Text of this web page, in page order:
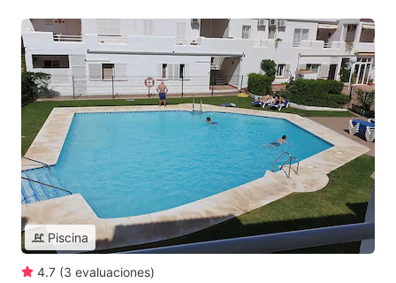
Piscina
4.7 (3 evaluaciones)